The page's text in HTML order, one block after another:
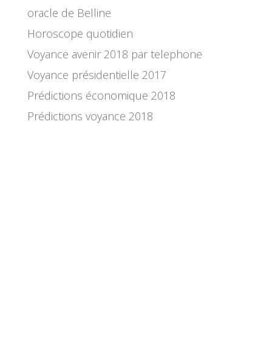
oracle de Belline
Horoscope quotidien
Voyance avenir 2018 par telephone
Voyance présidentielle 2017
Prédictions économique 2018
Prédictions voyance 2018